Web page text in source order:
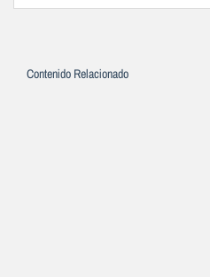
Contenido Relacionado